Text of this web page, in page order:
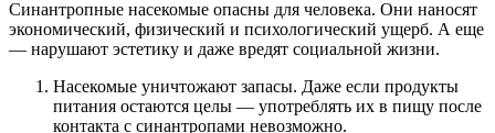
Синантропные насекомые опасны для человека. Они наносят
экономический, физический и психологический ущерб. А еще
— нарушают эстетику и даже вредят социальной жизни.
Насекомые уничтожают запасы. Даже если продукты
питания остаются целы — употреблять их в пищу после
контакта с синантропами невозможно.